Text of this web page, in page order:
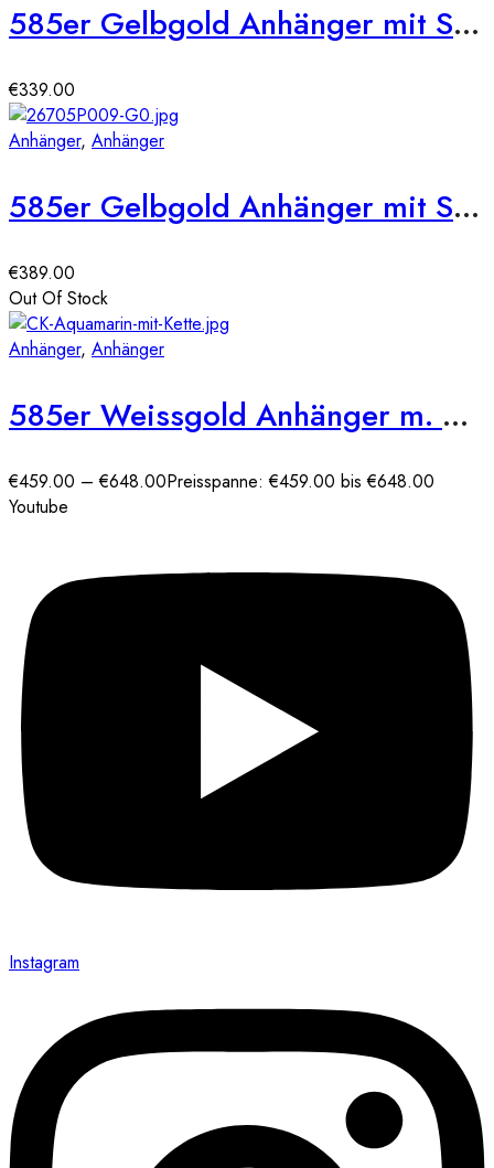
585er Gelbgold Anhänger mit Saphir 0,17ct. und Brill. 0,03ct.
€339.00
Anhänger, Anhänger
585er Gelbgold Anhänger mit Smaragd 0,16ct. und Brill. 0,03ct.
€389.00
Out Of Stock
Anhänger, Anhänger
585er Weissgold Anhänger m. ovalem Aqaumarin ca. 0,75ct. mit Diamanten 0,09ct.
€459.00 –€648.00Preisspanne: €459.00 bis €648.00
Youtube
Instagram